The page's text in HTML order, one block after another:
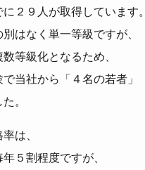
２９人が取得しています。
はなく単一等級ですが、
等級化となるため、
当社から「４名の若者」
。
は、
５割程度ですが、